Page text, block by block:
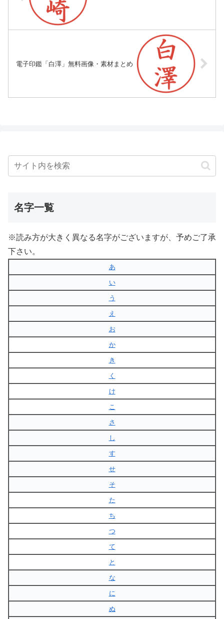
電子印鑑「白澤」無料画像・素材まとめ
名字一覧
※読み方が大きく異なる名字がございますが、予めご了承
下さい。
あ
い
う
え
お
か
き
く
け
こ
さ
し
す
せ
そ
た
ち
つ
て
と
な
に
ぬ